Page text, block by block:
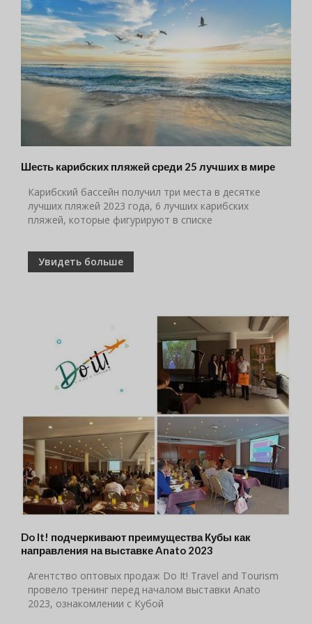
Шесть карибских пляжей среди 25 лучших в мире
Карибский бассейн получил три места в десятке
лучших пляжей 2023 года, 6 лучших карибских
пляжей, которые фигурируют в списке
Увидеть больше
Do It! подчеркивают преимущества Кубы как
направления на выставке Anato 2023
Агентство оптовых продаж Do It! Travel and Tourism
провело тренинг перед началом выставки Anato
2023, ознакомлении с Кубой